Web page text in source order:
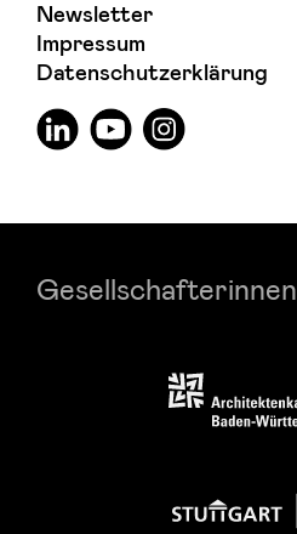
Newsletter
Impressum
Datenschutzerklärung
Gesellschafterinnen